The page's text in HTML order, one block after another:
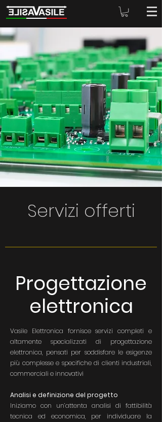
Servizi offerti
Progettazione
elettronica
Vasile Elettronica fornisce servizi completi e
altamente specializzati di progettazione
elettronica, pensati per soddisfare le esigenze
più complesse e specifiche di clienti industriali,
commerciali e innovativi
Analisi e definizione del progetto
Iniziamo con un’attenta analisi di fattibilità
tecnica ed economica, per individuare la